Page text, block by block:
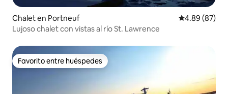
Chalet en Portneuf Calificación
4.89 (87)
Lujoso chalet con vistas al río St. Lawrence
Favorito entre huéspedes
Favorito entre huéspedes